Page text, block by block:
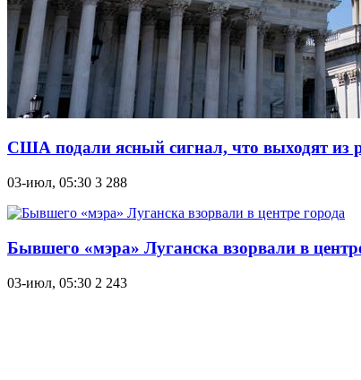
США подали ясный сигнал, что выходят из
03-июл, 05:30 3 288
Бывшего «мэра» Луганска взорвали в
03-июл, 05:30 2 243